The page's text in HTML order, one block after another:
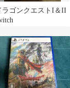
ラゴンクエストI＆II